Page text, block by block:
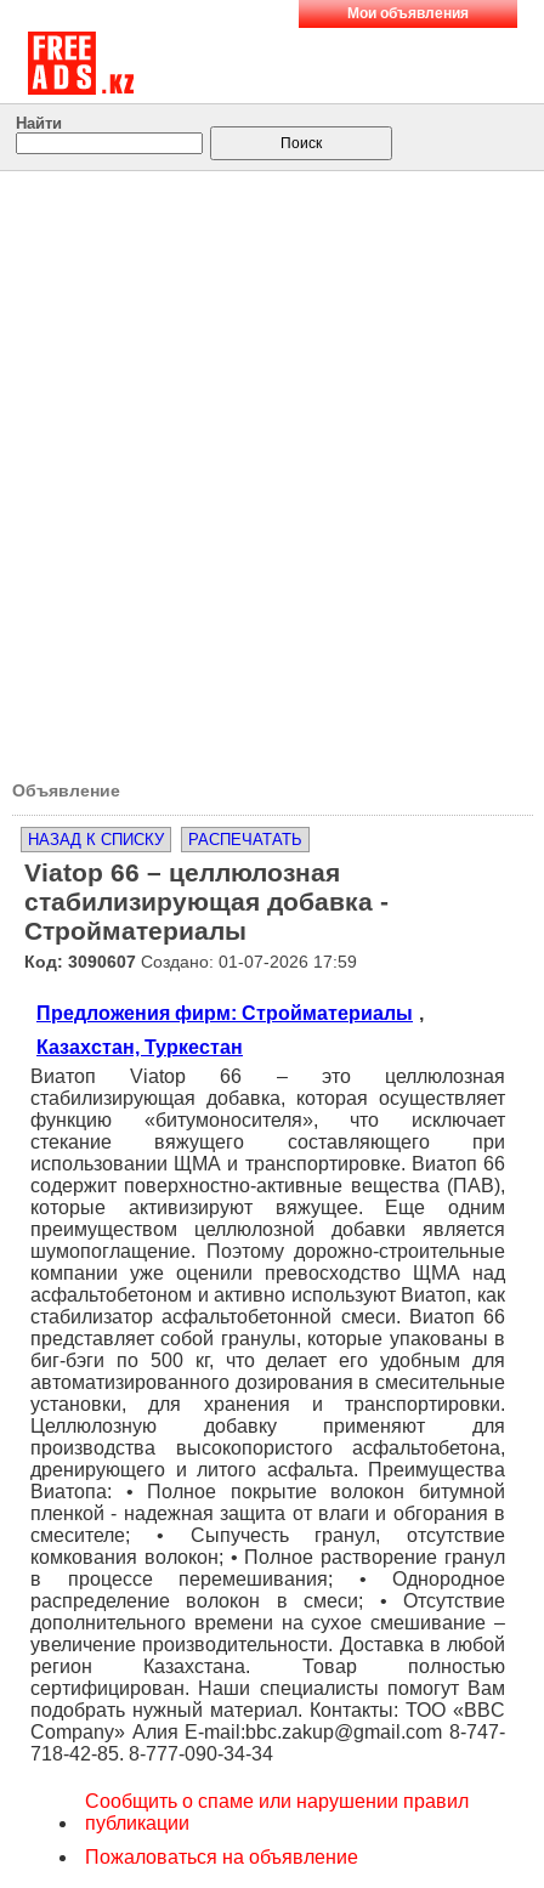
Мои объявления
Найти
Объявление
НАЗАД К СПИСКУ РАСПЕЧАТАТЬ
Viatop 66 – целлюлозная
стабилизирующая добавка -
Стройматериалы
Код: 3090607 Создано: 01-07-2026 17:59
Предложения фирм: Стройматериалы ,
Казахстан, Туркестан
Виатоп Viatop 66 – это целлюлозная
стабилизирующая добавка, которая осуществляет
функцию «битумоносителя», что исключает
стекание вяжущего составляющего при
использовании ЩМА и транспортировке. Виатоп 66
содержит поверхностно-активные вещества (ПАВ),
которые активизируют вяжущее. Еще одним
преимуществом целлюлозной добавки является
шумопоглащение. Поэтому дорожно-строительные
компании уже оценили превосходство ЩМА над
асфальтобетоном и активно используют Виатоп, как
стабилизатор асфальтобетонной смеси. Виатоп 66
представляет собой гранулы, которые упакованы в
биг-бэги по 500 кг, что делает его удобным для
автоматизированного дозирования в смесительные
установки, для хранения и транспортировки.
Целлюлозную добавку применяют для
производства высокопористого асфальтобетона,
дренирующего и литого асфальта. Преимущества
Виатопа: • Полное покрытие волокон битумной
пленкой - надежная защита от влаги и обгорания в
смесителе; • Сыпучесть гранул, отсутствие
комкования волокон; • Полное растворение гранул
в процессе перемешивания; • Однородное
распределение волокон в смеси; • Отсутствие
дополнительного времени на сухое смешивание –
увеличение производительности. Доставка в любой
регион Казахстана. Товар полностью
сертифицирован. Наши специалисты помогут Вам
подобрать нужный материал. Контакты: ТОО «BBC
Company» Алия E-mail:bbc.zakup@gmail.com 8-747-
718-42-85. 8-777-090-34-34
Сообщить о спаме или нарушении правил
публикации
Пожаловаться на объявление